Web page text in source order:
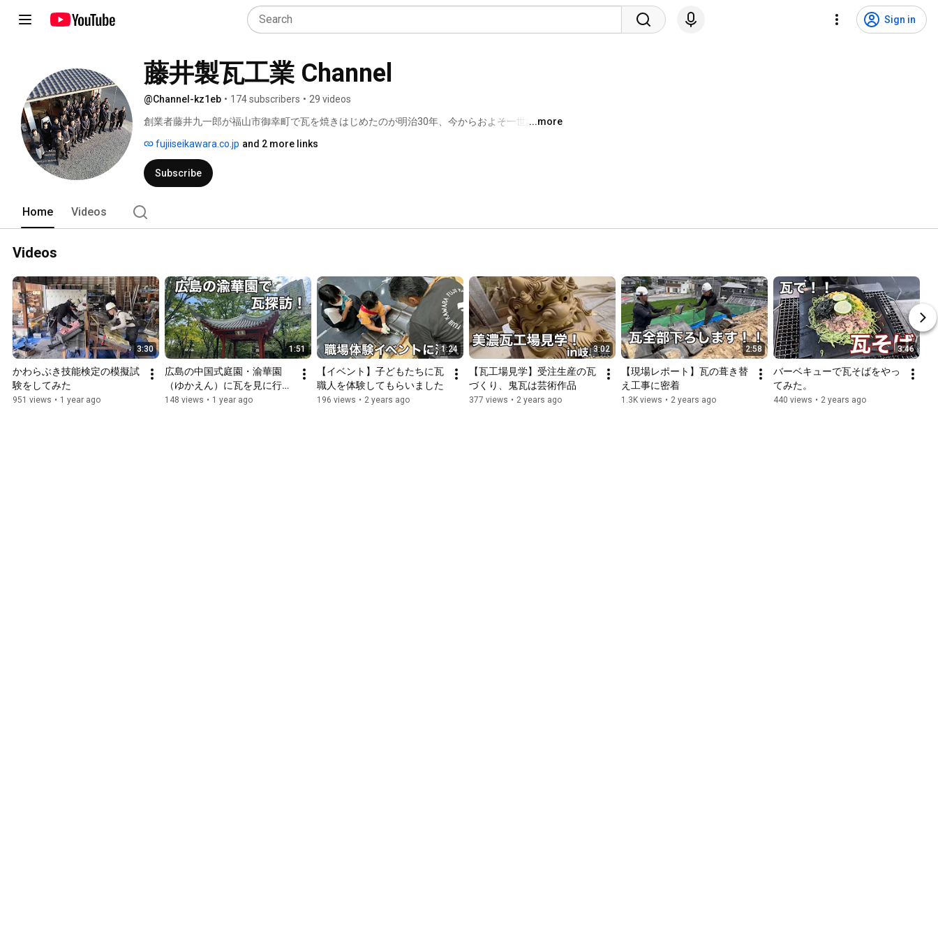
Sign in
藤井製瓦工業 Channel
@Channel-kz1eb • 174 subscribers • 29 videos
創業者藤井九一郎が福山市御幸町で瓦を焼きはじめたのが明治30年、今からおよそ一世紀前の
寺社など、さまざまな建築物の屋根専門施工会社として、建築業界の一端を担っています。
...more
fujiiseikawara.co.jp and 2 more links
Subscribe
Home Videos
Videos
3:30
かわらぶき技能検定の模擬試
験をしてみた
951 views • 1 year ago
1:51
広島の中国式庭園・渝華園
（ゆかえん）に瓦を見に行っ
た
148 views • 1 year ago
1:24
【イベント】子どもたちに瓦
職人を体験してもらいました
196 views • 2 years ago
3:02
【瓦工場見学】受注生産の瓦
づくり、鬼瓦は芸術作品
377 views • 2 years ago
2:58
【現場レポート】瓦の葺き替
え工事に密着
1.3K views • 2 years ago
3:46
バーベキューで瓦そばをやっ
てみた。
440 views • 2 years ago